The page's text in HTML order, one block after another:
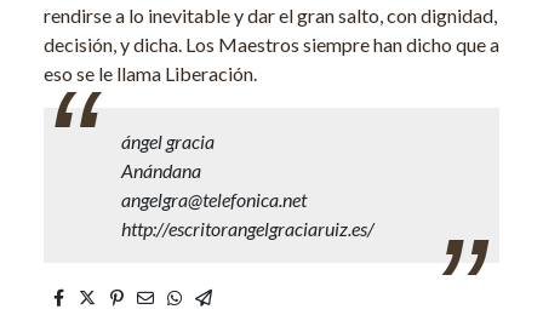
rendirse a lo inevitable y dar el gran salto, con dignidad,
decisión, y dicha. Los Maestros siempre han dicho que a
eso se le llama Liberación.
ángel gracia
Anándana
angelgra@telefonica.net
http://escritorangelgraciaruiz.es/